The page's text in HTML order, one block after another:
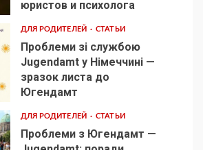
юристов и психолога
ДЛЯ РОДИТЕЛЕЙ СТАТЬИ
Проблеми зі службою
Jugendamt у Німеччині —
зразок листа до
Югендамт
ДЛЯ РОДИТЕЛЕЙ СТАТЬИ
Проблеми з Югендамт —